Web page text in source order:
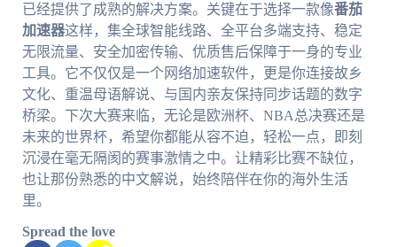
已经提供了成熟的解决方案。关键在于选择一款像番茄
加速器这样，集全球智能线路、全平台多端支持、稳定
无限流量、安全加密传输、优质售后保障于一身的专业
工具。它不仅仅是一个网络加速软件，更是你连接故乡
文化、重温母语解说、与国内亲友保持同步话题的数字
桥梁。下次大赛来临，无论是欧洲杯、NBA总决赛还是
未来的世界杯，希望你都能从容不迫，轻松一点，即刻
沉浸在毫无隔阂的赛事激情之中。让精彩比赛不缺位，
也让那份熟悉的中文解说，始终陪伴在你的海外生活
里。
Spread the love